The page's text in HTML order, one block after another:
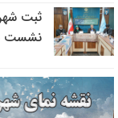
ثبت
نشست